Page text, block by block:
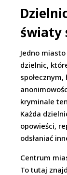
światy
Jedno
dzielnic,
kryminale
Każda
opowieści,
odsłaniać
Centrum
To tutaj